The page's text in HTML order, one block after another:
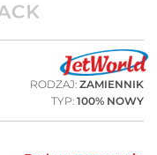
RODZAJ: ZAMIENNIK
TYP: 100% NOWY